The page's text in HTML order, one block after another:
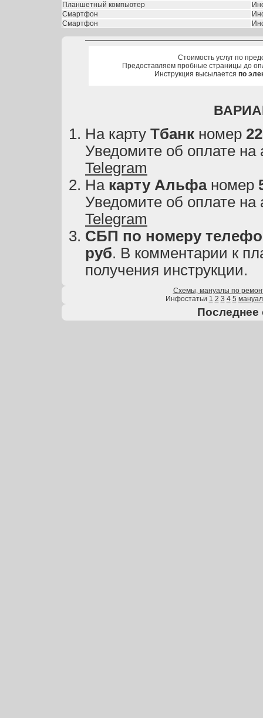
Планшетный компьютер
Смартфон
Смартфон
Стоимость услуг по
Предоставляем пробные страницы до
Инструкция высылается по
На карту Тбанк номер
Уведомите об оплате на
Telegram
На карту Альфаномер
Уведомите об оплате на
Telegram
СБП по номеру
руб. В комментарии к
получения инструкции.
Схемы, мануалы по
Инфостатьи 1 2 3 4 5